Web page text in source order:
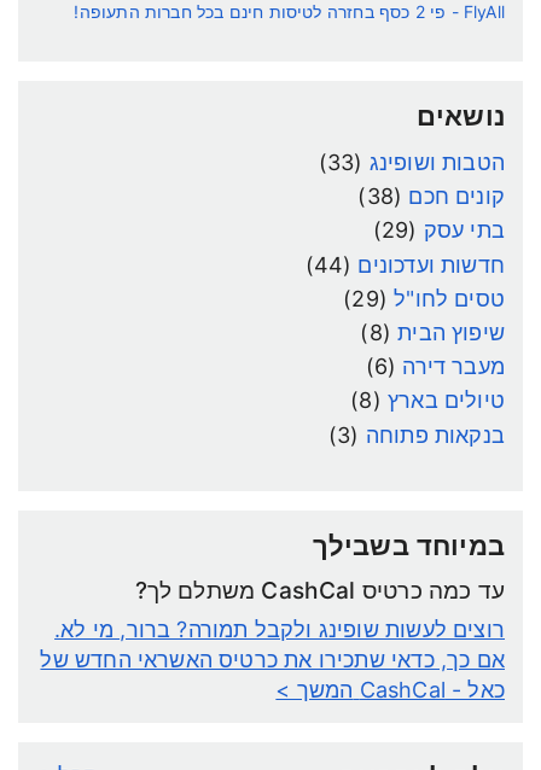
FlyAll - פי 2 כסף בחזרה לטיסות חינם בכל חברות התעופה!
נושאים
הטבות ושופינג (33)
קונים חכם (38)
בתי עסק (29)
חדשות ועדכונים (44)
טסים לחו"ל(29)
שיפוץ הבית(8)
מעבר דירה (6)
טיולים בארץ(8)
בנקאות פתוחה (3)
במיוחד בשבילך
עד כמה כרטיס CashCal משתלם לך?
רוצים לעשות שופינג ולקבל תמורה? ברור, מי לא.
אם כך, כדאי שתכירו את כרטיס האשראי החדש של
כאל - CashCal
המשך >